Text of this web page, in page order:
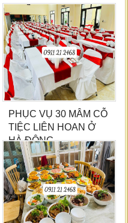
PHỤC VỤ 30 MÂM CỖ
TIỆC LIÊN HOAN Ở
HÀ ĐÔNG